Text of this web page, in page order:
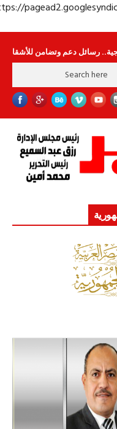
https://
وتضامن للأشقاء جهاز